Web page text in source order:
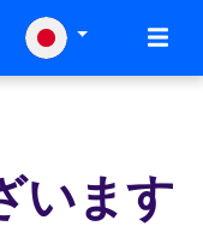
います